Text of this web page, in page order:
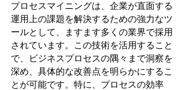
プロセスマイニングは、企業が直面する
運用上の課題を解決するための強力なツ
ールとして、ますます多くの業界で採用
されています。この技術を活用すること
で、ビジネスプロセスの隅々まで洞察を
深め、具体的な改善点を明らかにするこ
とが可能です。特に、プロセスの効率